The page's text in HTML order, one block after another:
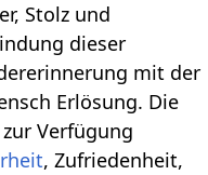
Stolz und
dieser
mit der
Erlösung. Die
Verfügung
, Zufriedenheit,